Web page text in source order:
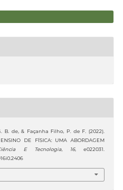
B. de, & Façanha Filho, P. de F. (2022).
DE FÍSICA: UMA ABORDAGEM
E Tecnologia, 16, e022031.